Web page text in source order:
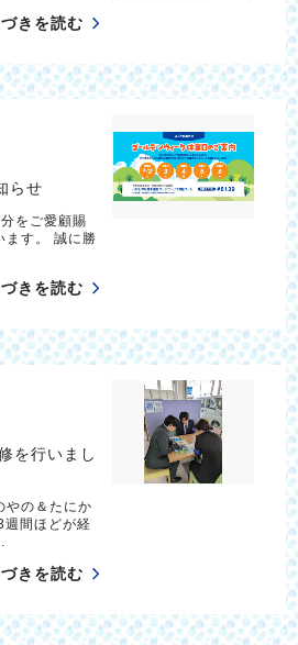
きを読む
らせ
をご愛顧賜
ます。 誠に勝
きを読む
を行いまし
やの＆たにか
週間ほどが経
きを読む